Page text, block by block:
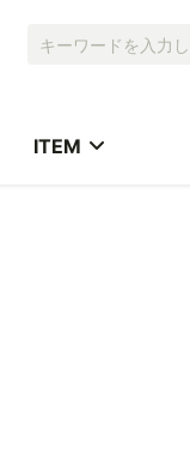
ITEM